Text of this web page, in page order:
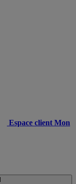
Espace client Mon